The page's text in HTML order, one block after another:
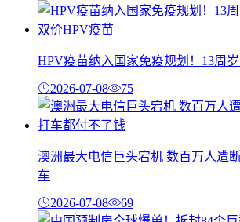
HPV疫苗纳入国家免疫规划！13周
2026-07-08 75
澳洲最大电信巨头宕机 数百万人遭
车
2026-07-08 69